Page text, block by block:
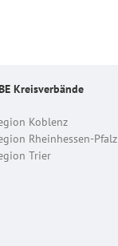
Kreisverbände
Koblenz
Rheinhessen-Pfalz
Trier